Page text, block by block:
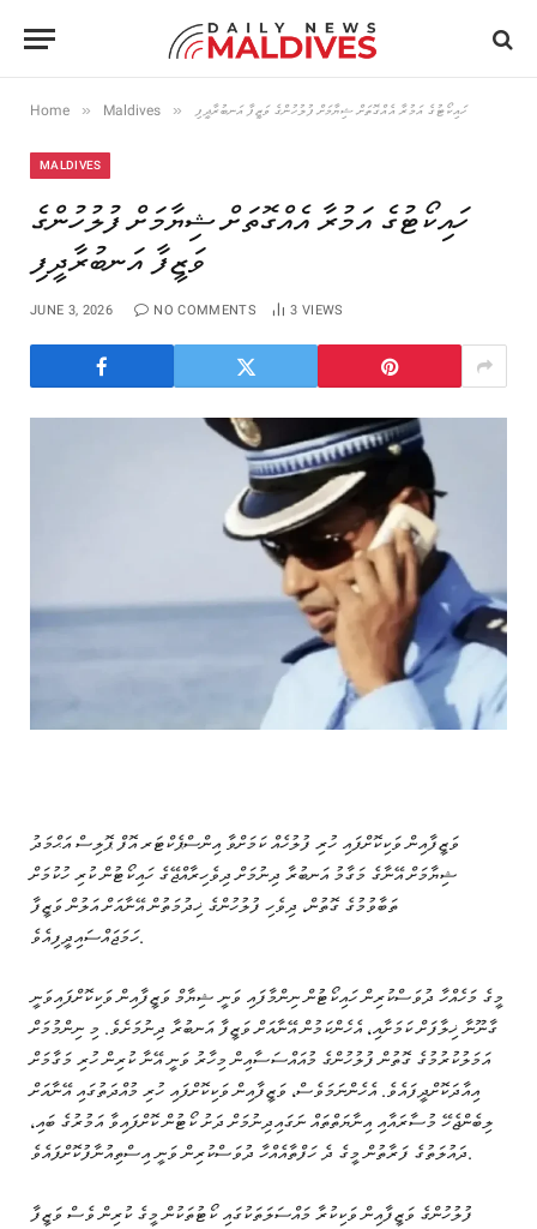
Home » Maldives » ހައިކޯޓުގެ އަމުރާ އެއްގޮތަށް ޝިޔާމަށް ފުލުހުންގެ ވަޒީފާ އަނބުރާދީފި
MALDIVES
ހައިކޯޓުގެ އަމުރާ އެއްގޮތަށް ޝިޔާމަށް ފުލުހުންގެ
ވަޒީފާ އަނބުރާދީފި
JUNE 3, 2026 NO COMMENTS 3 VIEWS
ވަޒީފާއިން ވަކިކޮށްފައި ހުރި ފުލުހެއް ކަމަށްވާ އިންސްޕެކްޓަރ އޮފް ޕޮލިސް އަޙްމަދު
ޝިޔާމަށް އޭނާގެ މަގާމު އަނބުރާ ދިނުމަށް ދިވެހިރާއްޖޭގެ ހައިކޯޓުން ކުރި ހުކުމަށް
ތަބާވުމުގެ ގޮތުން، ދިވެހި ފުލުހުންގެ ޚިދުމަތުން އޭނާއަށް އަލުން ވަޒީފާ
ހަމަޖައްސައިދީފިއެވެ.
މީގެ މަހެއްހާ ދުވަސްކުރިން ހައިކޯޓުން ނިންމާފައި ވަނީ ޝިޔާމް ވަޒީފާއިން ވަކިކޮށްފައިވަނީ
ގާނޫނާ ޚިލާފަށް ކަމަށާއި، އެހެންކަމުން އޭނާއަށް ވަޒީފާ އަނބުރާ ދިނުމަށެވެ. މި ނިންމުމަށް
އަމަލުކުރުމުގެ ގޮތުން ފުލުހުންގެ މުއައްސަސާއިން މިހާރު ވަނީ އޭނާ ކުރިން ހުރި މަގާމަށް
އިއާދަކޮށްދީފައެވެ. އެހެންނަމަވެސް، ވަޒީފާއިން ވަކިކޮށްފައި ހުރި މުއްދަތުގައި އޭނާއަށް
ލިބެންޖެހޭ މުސާރައާއި އިނާޔަތްތައް ނަގައިދިނުމަށް ދަށު ކޯޓުން ކޮށްފައިވާ އަމުރުގެ ބައި،
ދައުލަތުގެ ފަރާތުން މީގެ ދެ ހަފްތާއެއްހާ ދުވަސްކުރިން ވަނީ އިސްތިއުނާފުކޮށްފައެވެ.
ފުލުހުންގެ ވަޒީފާއިން ވަކިކުރާ މައްސަލަތަކުގައި ކޯޓުތަކުން މީގެ ކުރިން ވެސް ވަޒީފާ